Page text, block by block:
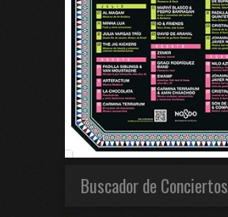
Buscador de Conciertos